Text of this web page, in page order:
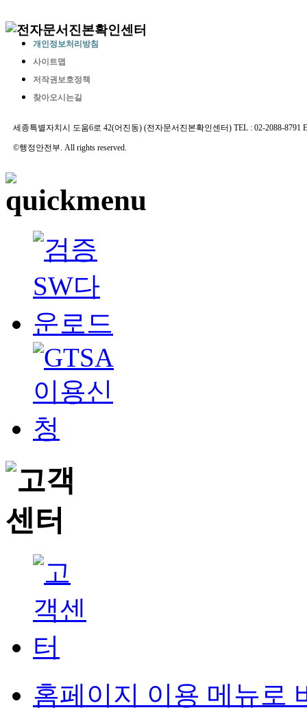
개인정보처리방침
사이트맵
저작권보호정책
찾아오시는길
세종특별자치시 도움6로 42(어진동) (전자문서진본확인센터) TEL : 02-2088-8791
©행정안전부. All rights reserved.
홈페이지 이용 메뉴로